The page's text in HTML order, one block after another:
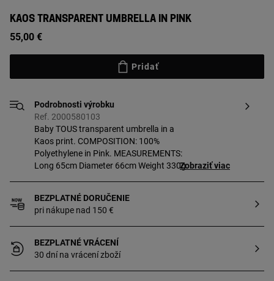
KAOS TRANSPARENT UMBRELLA IN PINK
55,00 €
Pridať
Podrobnosti výrobku
Ref. 2000580103
Baby TOUS transparent umbrella in a
Kaos print. COMPOSITION: 100%
Polyethylene in Pink. MEASUREMENTS:
Long 65cm Diameter 66cm Weight 330g.Zobraziť viac
BEZPLATNÉ DORUČENIE
pri nákupe nad 150 €
BEZPLATNÉ VRÁCENÍ
30 dní na vrácení zboží